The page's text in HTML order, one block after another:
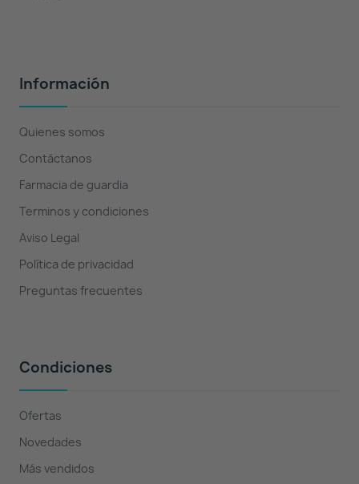
Información
Quienes somos
Contáctanos
Farmacia de guardia
Terminos y condiciones
Aviso Legal
Política de privacidad
Preguntas frecuentes
Condiciones
Ofertas
Novedades
Más vendidos